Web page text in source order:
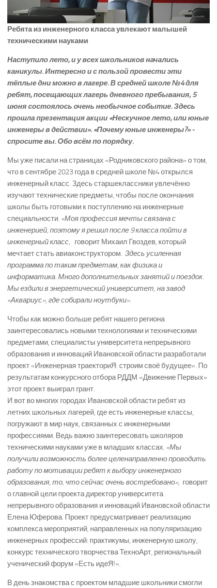
Ребята из инженерного класса увлекают малышей
техническими науками
Наступило лето, и у всех школьников начались
каникулы. Интересно и с пользой провести эти
тёплые дни можно в лагере. В средней школе №4 для
ребят, посещающих лагерь дневного пребывания, 5
июня состоялось очень необычное событие. Здесь
прошла презентация акции «Нескучное лето, или юные
инженеры в действии». «Почему юные инженеры?» ­
спросите вы. Обо всём по порядку.
Мы уже писали на страницах «Родниковского района» о том,
что в сентябре 2023 года в средней школе №4 открылся
инженерный класс. Здесь старшеклассники увлечённо
изучают технические предметы, чтобы после окончания
школы быть готовыми к поступлению на инженерные
специальности. «Моя профессия мечты связана с
инженерией, поэтому я решил после 9 класса пойти в
инженерный класс, ­ говорит Михаил Гвоздев, который
мечтает стать авиаконструктором. ­ Здесь усиленная
программа по таким предметам, как физика и
информатика. Много дополнительных занятий и поездок.
Мы ездили в энергетический университет, на завод
«Аквариус», где собирали ноутбуки».
Чтобы как можно больше ребят нашего региона
заинтересовались новыми технологиями и техническими
предметами, специалисты университета непрерывного
образования и инноваций Ивановской области разработали
проект «Инженерная траекториЯ: строим своё будущее». По
результатам конкурсного отбора РДДМ «Движение Первых»
этот проект выиграл грант.
И вот во многих городах Ивановской области ребят из
летних школьных лагерей, где есть инженерные классы,
погружают в мир наук, связанных с инженерными
профессиями. Ведь важно заинтересовать школяров
техническими науками уже в младших классах. «Мы
получили возможность более целенаправленно проводить
работу по мотивации ребят к выбору инженерного
образования, то, что сейчас очень востребовано», ­ говорит
о главной цели проекта директор университета
непрерывного образования и инноваций Ивановской области
Елена Юферова. Проект предусматривает реализацию
комплекса мероприятий, направленных на популяризацию
инженерных профессий: практикумы, инженерную школу,
конкурс технического творчества ТехноАрт, региональный
ученический форум «Есть идеЯ!».
В день знакомства с проектом младшие школьники смогли